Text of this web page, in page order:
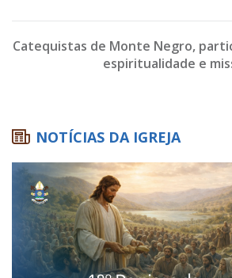
Catequistas de Monte Negro,
espiritualidade e
NOTÍCIAS DA IGREJA